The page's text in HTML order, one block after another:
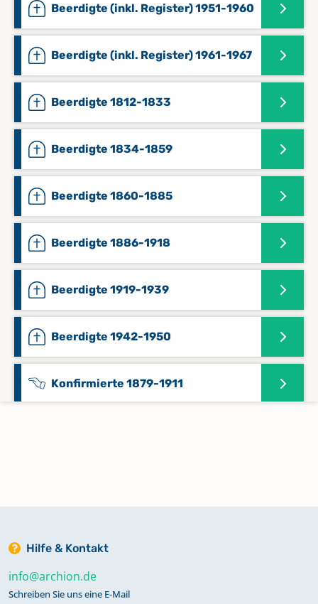
Beerdigte (inkl. Register) 1951-1960
Beerdigte (inkl. Register) 1961-1967
Beerdigte 1812-1833
Beerdigte 1834-1859
Beerdigte 1860-1885
Beerdigte 1886-1918
Beerdigte 1919-1939
Beerdigte 1942-1950
Konfirmierte 1879-1911
1640
Mischbuch (Taufen/Uneheliche
Hilfe & Kontakt
info@archion.de
Schreiben Sie uns eine E-Mail